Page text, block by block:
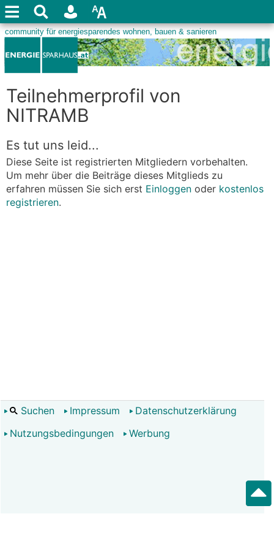
Teilnehmerprofil von
NITRAMB
Es tut uns leid...
Diese Seite ist registrierten Mitgliedern vorbehalten.
Um mehr über die Beiträge dieses Mitglieds zu
erfahren müssen Sie sich erst Einloggen oder kostenlos
registrieren.
Suchen Impressum
Datenschutzerklärung
Nutzungsbedingungen
Werbung